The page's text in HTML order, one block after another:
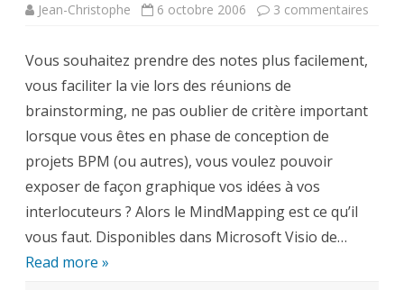
Jean-Christophe 6 octobre 2006 3 commentaires
Vous souhaitez prendre des notes plus facilement,
vous faciliter la vie lors des réunions de
brainstorming, ne pas oublier de critère important
lorsque vous êtes en phase de conception de
projets BPM (ou autres), vous voulez pouvoir
exposer de façon graphique vos idées à vos
interlocuteurs ? Alors le MindMapping est ce qu’il
vous faut. Disponibles dans Microsoft Visio de…
Read more »